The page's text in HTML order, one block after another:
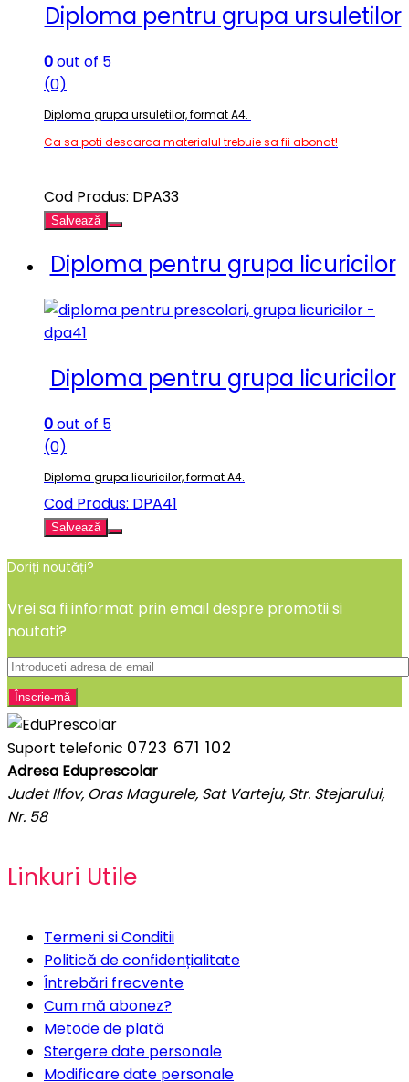
Diploma pentru grupa ursuletilor
0out of 5
(0)
Diploma grupa ursuletilor, format A4.
Ca sa poti descarca materialul trebuie sa fii abonat!
Cod Produs: DPA33
Salvează
Diploma pentru grupa licuricilor
Diploma pentru grupa licuricilor
0out of 5
(0)
Diploma grupa licuricilor, format A4.
Cod Produs: DPA41
Salvează
Doriți noutăți?
Vrei sa fi informat prin email despre promotii si
noutati?
Suport telefonic 0723 671 102
Adresa Eduprescolar
Judet Ilfov, Oras Magurele, Sat Varteju, Str. Stejarului,
Nr. 58
Linkuri Utile
Termeni si Conditii
Politică de confidențialitate
Întrebări frecvente
Cum mă abonez?
Metode de plată
Stergere date personale
Modificare date personale